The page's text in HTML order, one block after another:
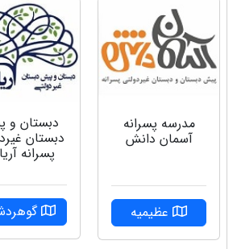
مدرسه پسرانه
آسمان دانش
عظیمیه
دبستان و
دبستان
پسرانه